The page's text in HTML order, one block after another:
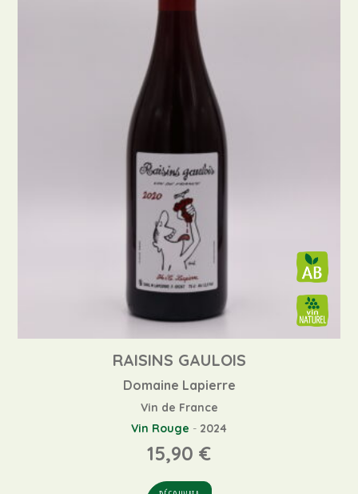
RAISINS GAULOIS
Domaine Lapierre
Vin de France
Vin Rouge - 2024
15,90 €